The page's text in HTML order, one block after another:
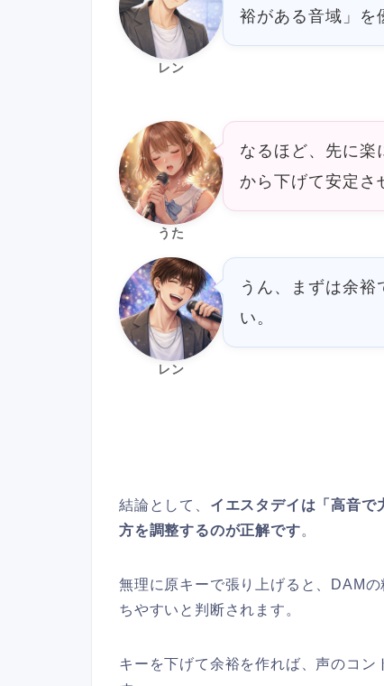
レン
裕がある音域」を
うた
なるほど、先に
から下げて安定さ
レン
うん、まずは余
い。
結論として、 イエスタデイは「高音で
方を調整するのが正解です。
無理に原キーで張り上げると、DAM
ちやすいと判断されます。
キーを下げて余裕を作れば、声のコン